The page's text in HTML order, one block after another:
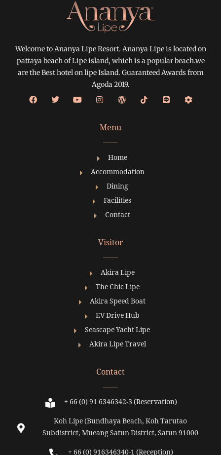
Welcome to Ananya Lipe Resort. Ananya Lipe is located on
pattaya beach of Lipe island, which is a popular beach.we
are the Best hotel on lipe Island. Guaranteed Awards from
Agoda 2019.
Menu
Home
Accommodation
Dining
Facilities
Contact
Visitor
Akira Lipe
The Chic Lipe
Akira Speed Boat
EV Drive Hub
Seascape Yacht Lipe
Akira Lipe Travel
Contact
+ 66 (0) 91 6346342-3 (Reservation)
Koh Lipe (Bundhaya Beach, Koh Tarutao
Subdistrict, Mueang Satun District, Satun 91000